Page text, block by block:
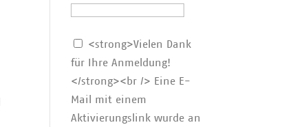
<strong>Vielen Dank
für Ihre Anmeldung!
</strong><br /> Eine E-
Mail mit einem
Aktivierungslink wurde an